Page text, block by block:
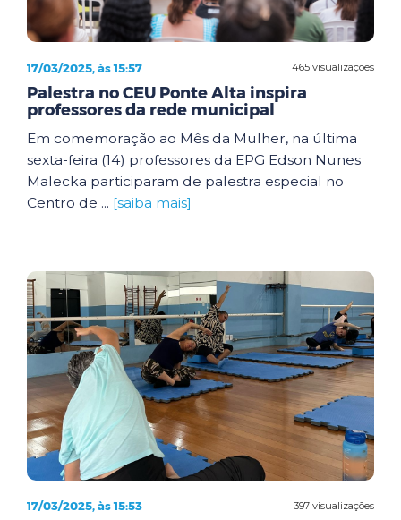
465 visualizações
17/03/2025, às 15:57
Palestra no CEU Ponte Alta inspira
professores da rede municipal
Em comemoração ao Mês da Mulher, na última
sexta-feira (14) professores da EPG Edson Nunes
Malecka participaram de palestra especial no
Centro de ... [saiba mais]
397 visualizações
17/03/2025, às 15:53